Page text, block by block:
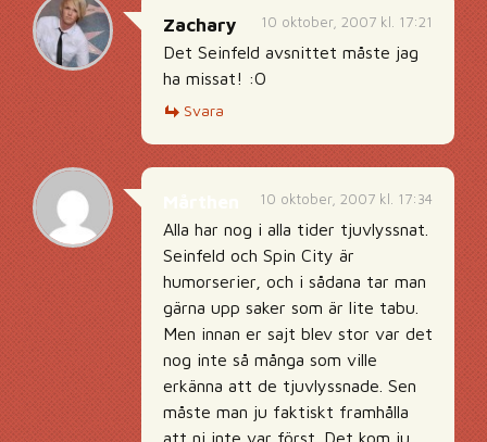
10 oktober, 2007 kl. 17:21
Zachary
Det Seinfeld avsnittet måste jag
ha missat! :O
Svara
10 oktober, 2007 kl. 17:34
Alla har nog i alla tider tjuvlyssnat.
Seinfeld och Spin City är
humorserier, och i sådana tar man
gärna upp saker som är lite tabu.
Men innan er sajt blev stor var det
nog inte så många som ville
erkänna att de tjuvlyssnade. Sen
måste man ju faktiskt framhålla
att ni inte var först. Det kom ju